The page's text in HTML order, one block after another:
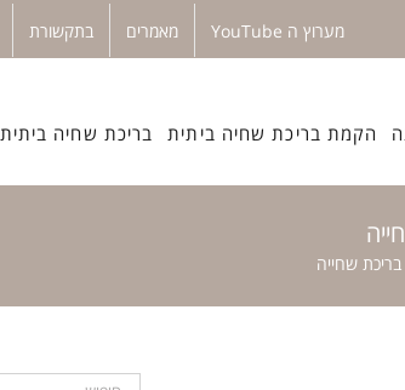
מערוץ ה YouTube מאמרים בתקשורת
הקמת בריכת שחיה ביתית בריכת שחיה ביתית
שחייה